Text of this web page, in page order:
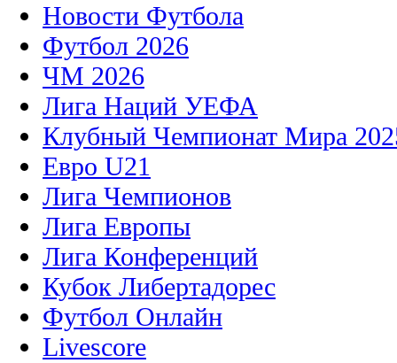
Новости Футбола
Футбол 2026
ЧМ 2026
Лига Наций УЕФА
Клубный Чемпионат Мира
Евро U21
Лига Чемпионов
Лига Европы
Лига Конференций
Кубок Либертадорес
Футбол Онлайн
Livescore